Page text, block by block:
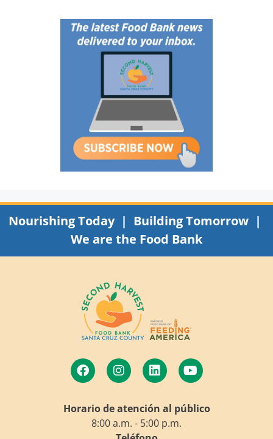
Nourishing Today | Building Tomorrow |
We are the Food Bank
Horario de atención al público
8:00 a.m. - 5:00 p.m.